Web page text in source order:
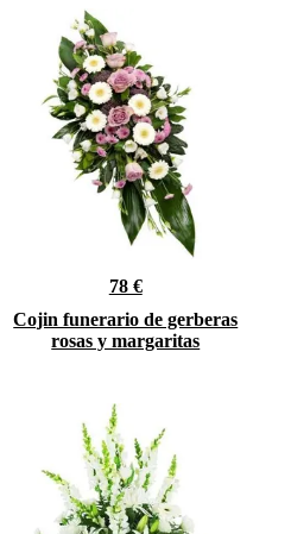
78 €
Cojin funerario de gerberas
rosas y margaritas